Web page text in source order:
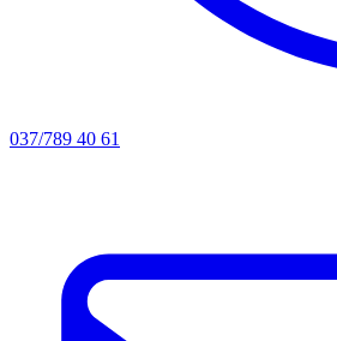
037/789 40 61